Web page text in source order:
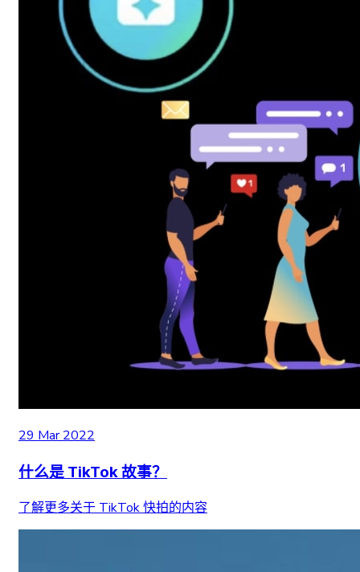
29 Mar 2022
什么是 TikTok 故事？
了解更多关于 TikTok 快拍的内容